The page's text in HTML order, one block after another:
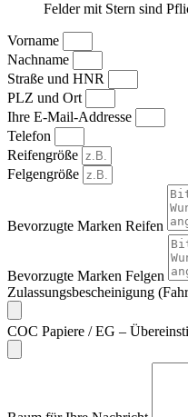
Felder mit Stern sind
Vorname
Nachname
Straße und HNR
PLZ und Ort
Ihre E-Mail-Addresse
Telefon
Reifengröße
Felgengröße
Bevorzugte Marken Reifen
Bevorzugte Marken Felgen
Zulassungsbescheinigung
COC Papiere / EG –